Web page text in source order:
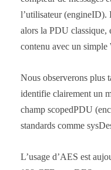
l’utilisateur (engineID).
alors la PDU classique,
contenu avec un simple
Nous observerons plus
identifie clairement un
champ scopedPDU
standards comme
L’usage d’AES est